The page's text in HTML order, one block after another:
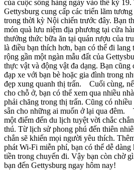
của cuộc sống hàng ngày vào thế kỷ
Gettysburg cung cấp các triển lãm
trong thời kỳ Nội chiến trước đây. Bạn
món quà lưu niệm địa phương tại cửa
thưởng thức bữa ăn tại quán rượu của
là điều bạn thích hơn, bạn có thể đi
rộng gần một ngàn mẫu đất của
thực vật và động vật đa dạng. Bạn
đạp xe với bạn bè hoặc gia đình trong
đẹp xung quanh thị trấn. Cuối cùng,
cho chỗ ở, bạn có thể xem qua nhiều
phải chăng trong thị trấn. Cũng có
sẵn cho những ai muốn ở lại qua đêm.
một điểm đến du lịch tuyệt vời chắc
thú. Từ lịch sử phong phú đến thiên
chắn sẽ khiến mọi người yêu thích.
phát Wi-Fi miễn phí, bạn có thể dễ
tiền trong chuyến đi. Vậy bạn còn chờ
bạn đến Gettysburg ngay hôm nay!